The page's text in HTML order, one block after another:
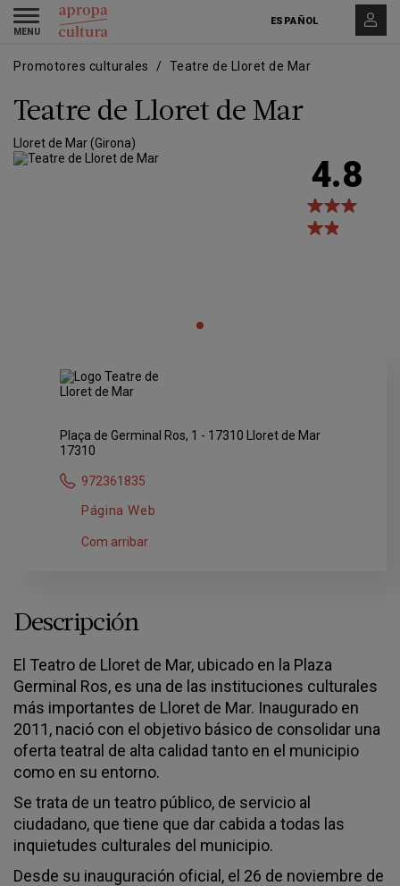
Pasar
contenido
Skip
main
ESPAÑOL
Toggle
navigation
Promotores culturales Teatre de Lloret de Mar
Teatre de Lloret de Mar
Lloret de Mar (Girona)
4.8
Plaça de Germinal Ros, 1 - 17310 Lloret de Mar
17310
972361835
Página Web
Com arribar
Descripción
El Teatro de Lloret de Mar, ubicado en la Plaza
Germinal Ros, es una de las instituciones culturales
más importantes de Lloret de Mar. Inaugurado en
2011, nació con el objetivo básico de consolidar una
oferta teatral de alta calidad tanto en el municipio
como en su entorno.
Se trata de un teatro público, de servicio al
ciudadano, que tiene que dar cabida a todas las
inquietudes culturales del municipio.
Desde su inauguración oficial, el 26 de noviembre de